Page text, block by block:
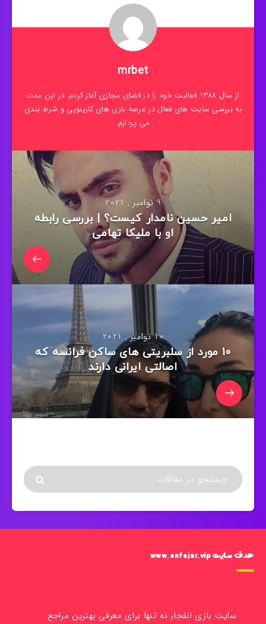
mrbet
از سال 1388 فعالیت خود را در فضای مجازی آغاز کردم. در این مدت
به بررسی سایت های فعال در عرصه بازی های کازینویی و شرط بندی
می پردازم.
9 نوامبر , 2021
امیر حسین نامدار کیست؟ | بررسی رابطه
او با ملیکا تهامی
10 نوامبر , 2021
10 مورد از سلبریتی های ساکن فرانسه که
اصالتی ایرانی دارند
هدف سایت www.enfejar.vip
سایت بازی انفجار نه تنها برای معرفی بهترین مراجع